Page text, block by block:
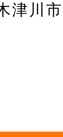
津川